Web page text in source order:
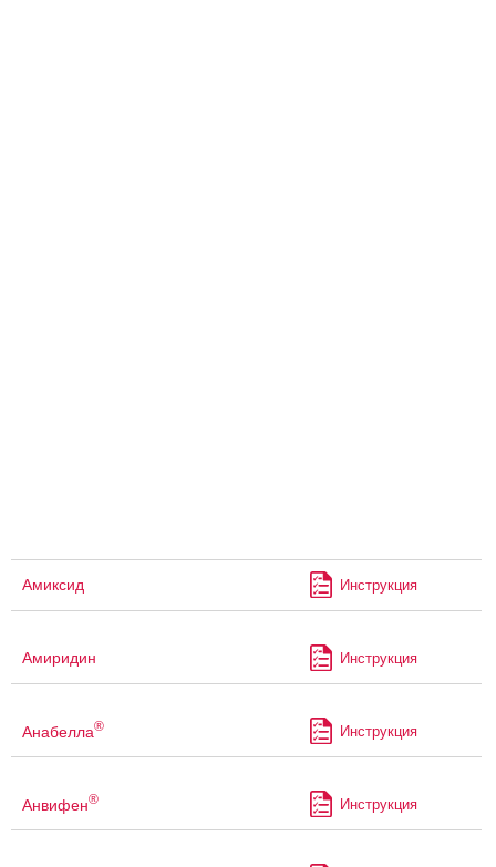
Амиксид Инструкция
Амиридин Инструкция
Анабелла® Инструкция
Анвифен® Инструкция